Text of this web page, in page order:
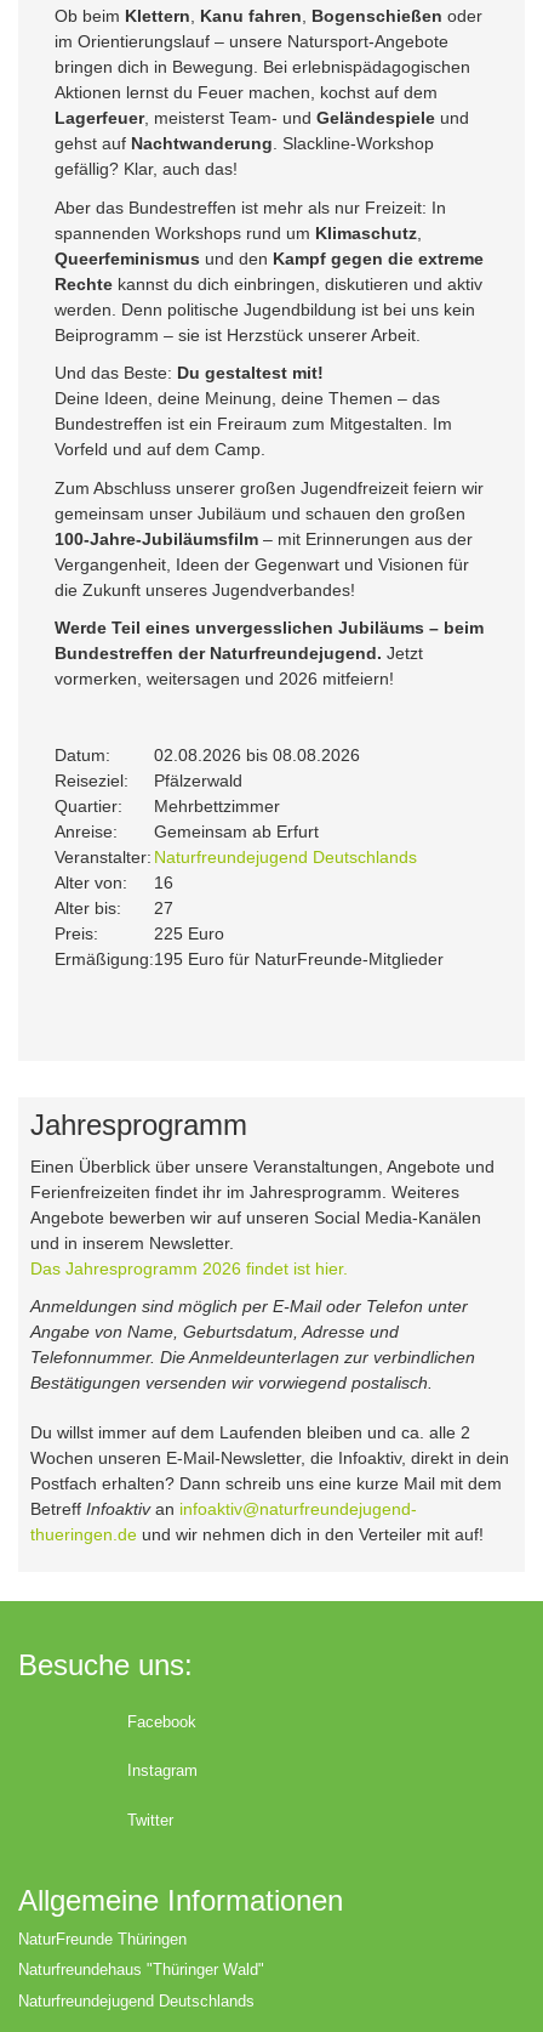
Ob beim Klettern Kanu fahren Bogenschießen oder
im Orientierungslauf – unsere Natursport-Angebote
bringen dich in Bewegung. Bei erlebnispädagogischen
Aktionen lernst du Feuer machen, kochst auf dem
Lagerfeuer, meisterst Team- und Geländespiele und
gehst auf Nachtwanderung . Slackline-Workshop
gefällig? Klar, auch das!
Aber das Bundestreffen ist mehr als nur Freizeit: In
spannenden Workshops rund um Klimaschutz
Queerfeminismus und den Kampf gegen die extreme
Rechte kannst du dich einbringen, diskutieren und aktiv
werden. Denn politische Jugendbildung ist bei uns kein
Beiprogramm – sie ist Herzstück unserer Arbeit.
Und das Beste: Du gestaltest mit!
Deine Ideen, deine Meinung, deine Themen – das
Bundestreffen ist ein Freiraum zum Mitgestalten. Im
Vorfeld und auf dem Camp.
Zum Abschluss unserer großen Jugendfreizeit feiern wir
gemeinsam unser Jubiläum und schauen den großen
100-Jahre-Jubiläumsfilm – mit Erinnerungen aus der
Vergangenheit, Ideen der Gegenwart und Visionen für
die Zukunft unseres Jugendverbandes!
Werde Teil eines unvergesslichen Jubiläums – beim
Bundestreffen der Naturfreundejugend. Jetzt
vormerken, weitersagen und 2026 mitfeiern!
Datum:
02.08.2026 bis 08.08.2026
Reiseziel:
Pfälzerwald
Quartier:
Mehrbettzimmer
Anreise:
Gemeinsam ab Erfurt
Veranstalter: Naturfreundejugend Deutschlands
Alter von:
16
Alter bis:
27
Preis:
225 Euro
Ermäßigung:195 Euro für NaturFreunde-Mitglieder
Jahresprogramm
Einen Überblick über unsere Veranstaltungen, Angebote und
Ferienfreizeiten findet ihr im Jahresprogramm. Weiteres
Angebote bewerben wir auf unseren Social Media-Kanälen
und in inserem Newsletter.
Das Jahresprogramm 2026 findet ist hier.
Anmeldungen sind möglich per E-Mail oder Telefon unter
Angabe von Name, Geburtsdatum, Adresse und
Telefonnummer. Die Anmeldeunterlagen zur verbindlichen
Bestätigungen versenden wir vorwiegend postalisch.
Du willst immer auf dem Laufenden bleiben und ca. alle 2
Wochen unseren E-Mail-Newsletter, die Infoaktiv, direkt in dein
Postfach erhalten? Dann schreib uns eine kurze Mail mit dem
Betreff Infoaktivan infoaktiv@naturfreundejugend-
thueringen.de und wir nehmen dich in den Verteiler mit auf!
Besuche uns:
Facebook
Instagram
Twitter
Allgemeine Informationen
NaturFreunde Thüringen
Naturfreundehaus "Thüringer Wald"
Naturfreundejugend Deutschlands